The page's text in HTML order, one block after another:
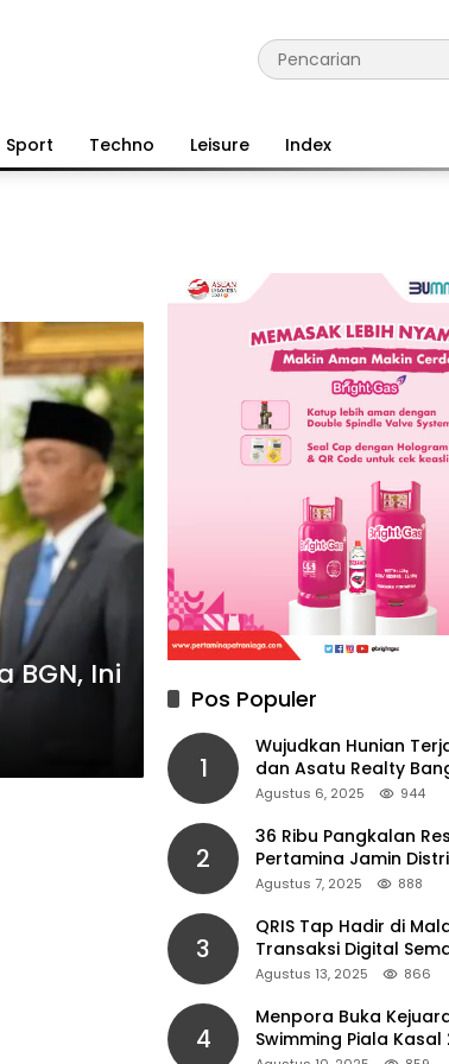
Sport Techno Leisure Index
BGN, Ini
Pos Populer
1
Wujudkan Hunian
dan Asatu Realty
Perumahan di Cianjur
Agustus 6, 2025 944
2
36 Ribu Pangkalan
Pertamina Jamin
Kg Aman di Jawa Timur
Agustus 7, 2025 888
3
QRIS Tap Hadir di
Transaksi Digital
dan Mudah dengan
Agustus 13, 2025 866
4
Menpora Buka
Swimming Piala Kasal